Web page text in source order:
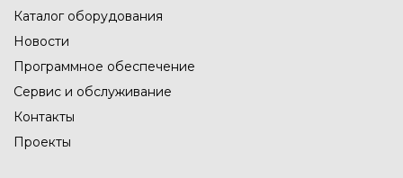
Каталог оборудования
Новости
Программное обеспечение
Сервис и обслуживание
Контакты
Проекты